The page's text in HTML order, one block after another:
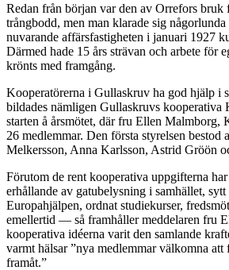
Redan från början var den av Orrefors bruk
trångbodd, men man klarade sig
nuvarande affärsfastigheten i januari 1927
Därmed hade 15 års strävan och arbete för
krönts med framgång.
Kooperatörerna i Gullaskruv ha god hjälp i
bildades nämligen Gullaskruvs
starten å årsmötet, där fru Ellen Malmborg,
26 medlemmar. Den första styrelsen
Melkersson, Anna Karlsson, Astrid Gröön
Förutom de rent kooperativa uppgifterna
erhållande av gatubelysning i samhället,
Europahjälpen, ordnat studiekurser,
emellertid — så framhåller meddelaren fru
kooperativa idéerna varit den samlande
varmt hälsar ”nya medlemmar välkomna att
framåt.”